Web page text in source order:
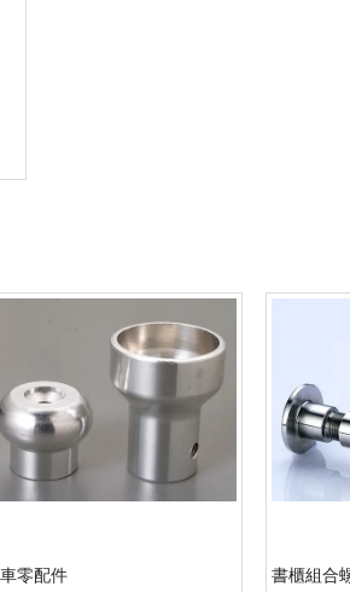
零配件 書櫃組合